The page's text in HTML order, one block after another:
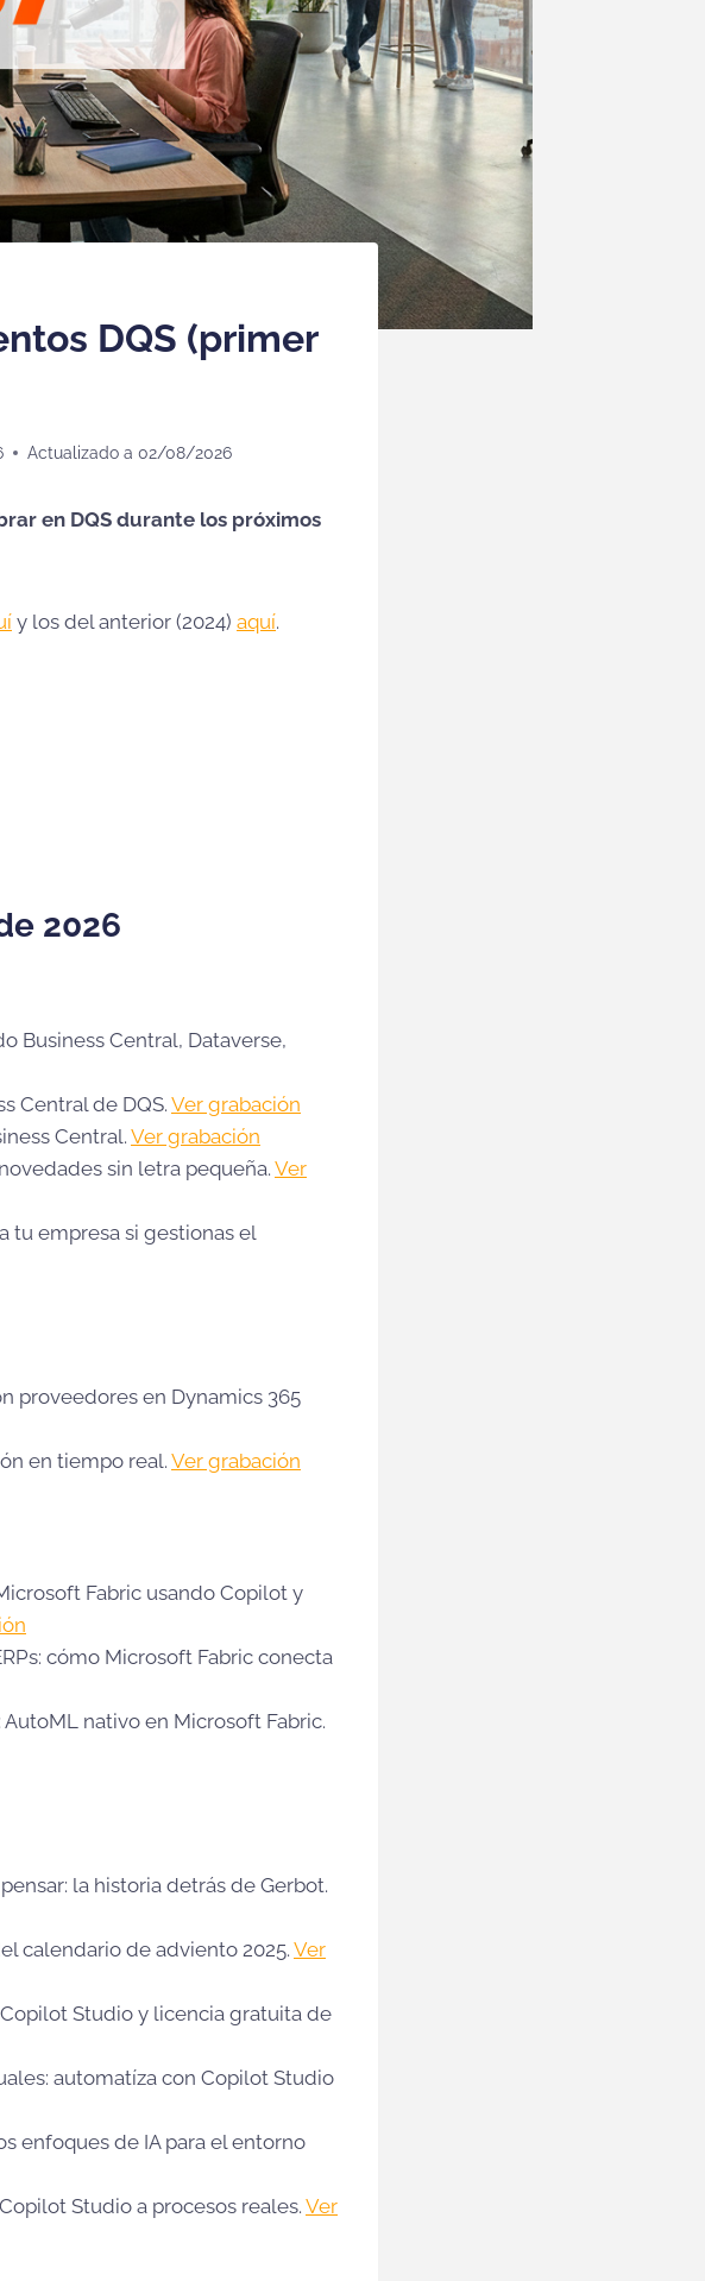
DQS (primer
Actualizado a 02/08/2026
en DQS durante los próximos
y los del anterior (2024) aquí.
2026
Business Central, Dataverse,
Central de DQS.Ver grabación
Central.Ver grabación
sin letra pequeña. Ver
tu empresa si gestionas el
proveedores en Dynamics 365
en tiempo real. Ver grabación
Fabric usando Copilot y
cómo Microsoft Fabric conecta
nativo en Microsoft Fabric.
la historia detrás de Gerbot.
calendario de adviento 2025.Ver
Studio y licencia gratuita de
automatíza con Copilot Studio
enfoques de IA para el entorno
Studio a procesos reales.Ver